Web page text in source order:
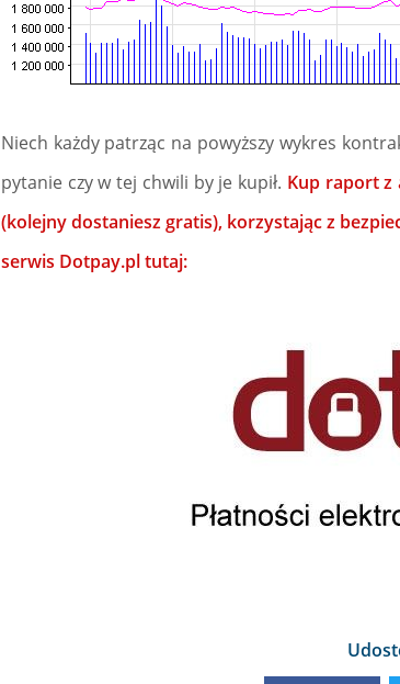
Niech każdy patrząc na powyższy wykres
pytanie czy w tej chwili by je kupił. Kup raport z
(kolejny dostaniesz gratis), korzystając z
serwis Dotpay.pl tutaj: